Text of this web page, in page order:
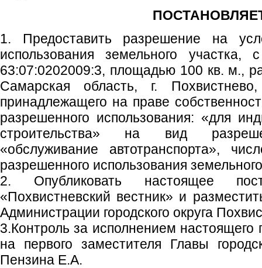
1. Предоставить разрешение на
использования земельного
63:07:0202009:3, площадью 100 кв. м.,
Самарская область, г.
принадлежащего на праве
разрешенного использования: «для
строительства» на вид
«обслуживание автотранспорта»,
разрешенного использования
2. Опубликовать настоящее
«Похвистневский вестник» и
Администрации городского округа
3.Контроль за исполнением настоящего
на первого заместителя Главы
Пензина Е.А.